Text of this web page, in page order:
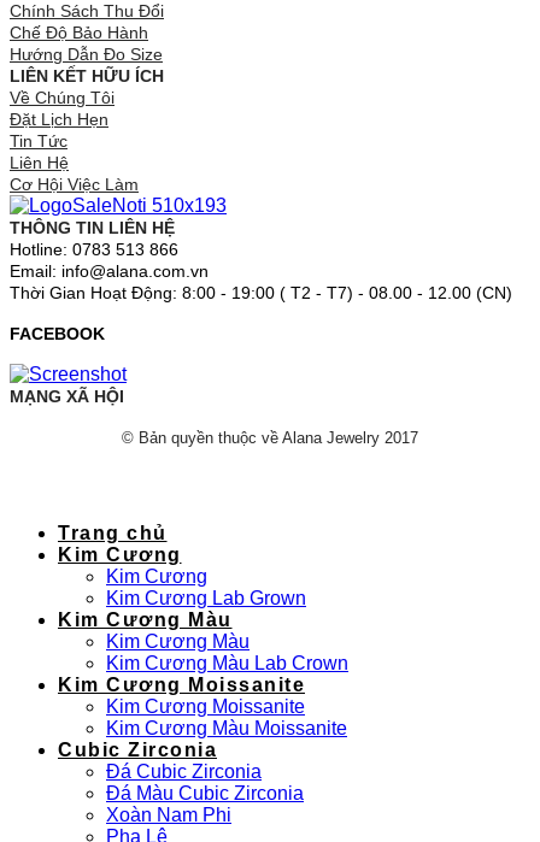
Chính Sách Thu Đổi
Chế Độ Bảo Hành
Hướng Dẫn Đo Size
LIÊN KẾT HỮU ÍCH
Về Chúng Tôi
Đặt Lịch Hẹn
Tin Tức
Liên Hệ
Cơ Hội Việc Làm
THÔNG TIN LIÊN HỆ
Hotline: 0783 513 866
Email: info@alana.com.vn
Thời Gian Hoạt Động: 8:00 - 19:00 ( T2 - T7) - 08.00 - 12.00 (CN)
FACEBOOK
MẠNG XÃ HỘI
© Bản quyền thuộc về Alana Jewelry 2017
Trang chủ
Kim Cương
Kim Cương
Kim Cương Lab Grown
Kim Cương Màu
Kim Cương Màu
Kim Cương Màu Lab Crown
Kim Cương Moissanite
Kim Cương Moissanite
Kim Cương Màu Moissanite
Cubic Zirconia
Đá Cubic Zirconia
Đá Màu Cubic Zirconia
Xoàn Nam Phi
Pha Lê